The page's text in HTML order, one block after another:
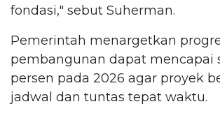
fondasi," sebut Suherman.
Pemerintah menargetkan
pembangunan dapat mencapai
persen pada 2026 agar proyek
jadwal dan tuntas tepat waktu.